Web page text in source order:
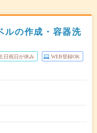
ルの作成・容器洗
日祝日が休み WEB登録OK